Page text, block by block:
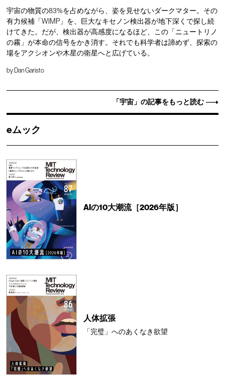
宇宙の物質の83%を占めながら、姿を見せないダークマター。その
有力候補「WIMP」を、巨大なキセノン検出器が地下深くで探し続
けてきた。だが、検出器が高感度になるほど、この「ニュートリノ
の霧」が本命の信号をかき消す。それでも科学者は諦めず、探索の
場をアクシオンや木星の衛星へと広げている。
by Dan Garisto
「宇宙」の記事をもっと読む
eムック
AIの10大潮流［2026年版］
人体拡張
「完璧」へのあくなき欲望